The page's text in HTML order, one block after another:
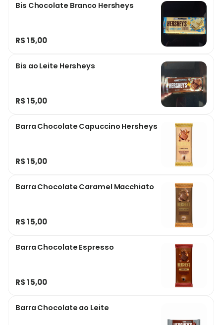
Bis Chocolate Branco Hersheys
R$ 15,00
Bis ao Leite Hersheys
R$ 15,00
Barra Chocolate Capuccino Hersheys
R$ 15,00
Barra Chocolate Caramel Macchiato
R$ 15,00
Barra Chocolate Espresso
R$ 15,00
Barra Chocolate ao Leite